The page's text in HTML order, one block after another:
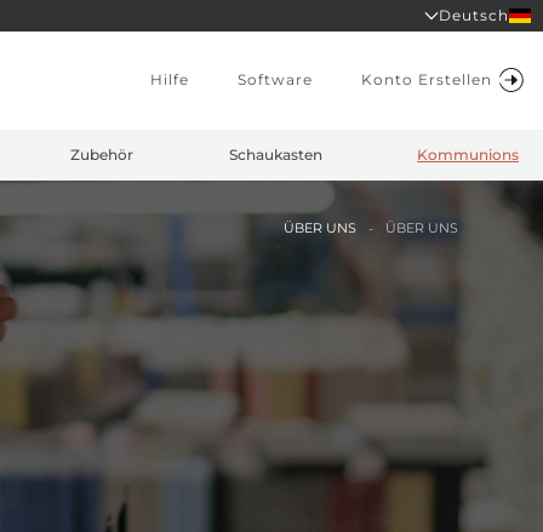
Deutsch
Hilfe Software Konto Erstellen
Zubehör Schaukasten Kommunions
ÜBER UNS ÜBER UNS